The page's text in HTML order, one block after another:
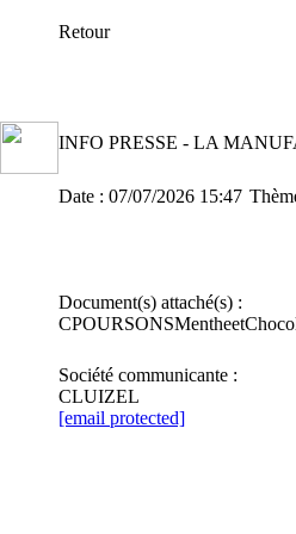
Retour
INFO PRESSE - LA
Date : 07/07/2026 15:47
Document(s) attaché(s) :
Société communicante :
CLUIZEL
[email protected]